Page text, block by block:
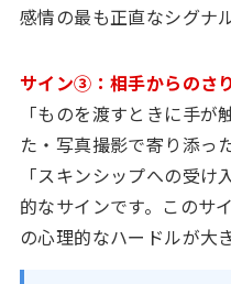
感情の最も正直なシグナ
サイン③：相手からのさ
「ものを渡すときに手
た・写真撮影で寄り添っ
「スキンシップへの受
的なサインです。このサ
の心理的なハードルが大